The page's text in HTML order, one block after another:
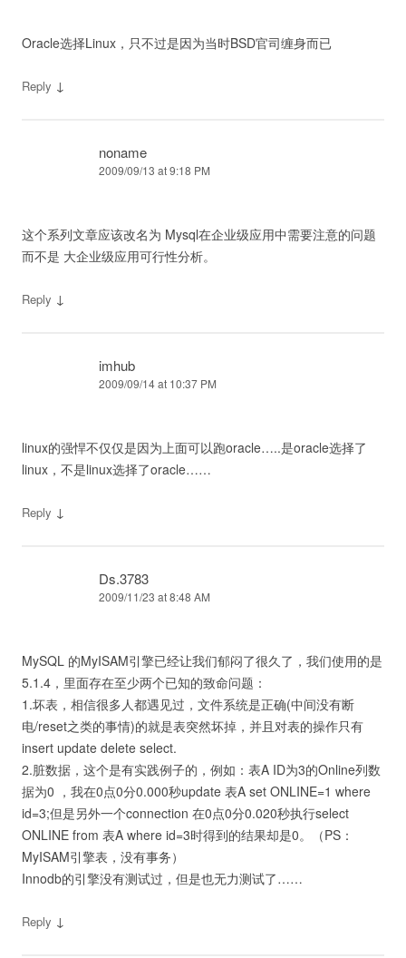
Oracle选择Linux，只不过是因为当时BSD官司缠身而已
Reply ↓
noname
2009/09/13 at 9:18 PM
这个系列文章应该改名为 Mysql在企业级应用中需要注意的问题
而不是 大企业级应用可行性分析。
Reply ↓
imhub
2009/09/14 at 10:37 PM
linux的强悍不仅仅是因为上面可以跑oracle…..是oracle选择了
linux，不是linux选择了oracle……
Reply ↓
Ds.3783
2009/11/23 at 8:48 AM
MySQL 的MyISAM引擎已经让我们郁闷了很久了，我们使用的是
5.1.4，里面存在至少两个已知的致命问题：
1.坏表，相信很多人都遇见过，文件系统是正确(中间没有断
电/reset之类的事情)的就是表突然坏掉，并且对表的操作只有
insert update delete select.
2.脏数据，这个是有实践例子的，例如：表A ID为3的Online列数
据为0 ，我在0点0分0.000秒update 表A set ONLINE=1 where
id=3;但是另外一个connection 在0点0分0.020秒执行select
ONLINE from 表A where id=3时得到的结果却是0。（PS：
MyISAM引擎表，没有事务）
Innodb的引擎没有测试过，但是也无力测试了……
Reply ↓